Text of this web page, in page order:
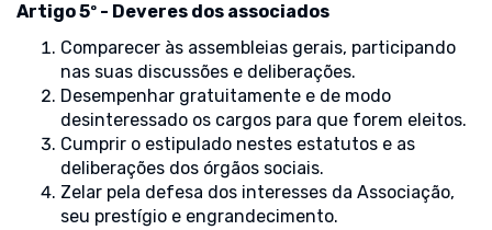
Artigo 5º - Deveres dos associados
Comparecer às assembleias gerais, participando
nas suas discussões e deliberações.
Desempenhar gratuitamente e de modo
desinteressado os cargos para que forem eleitos.
Cumprir o estipulado nestes estatutos e as
deliberações dos órgãos sociais.
Zelar pela defesa dos interesses da Associação,
seu prestígio e engrandecimento.